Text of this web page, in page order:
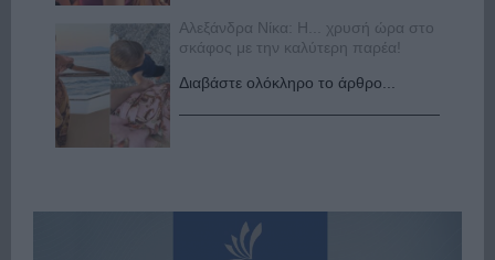
Αλεξάνδρα Νίκα: Η... χρυσή ώρα στο
σκάφος με την καλύτερη παρέα!
Διαβάστε ολόκληρο το άρθρο...